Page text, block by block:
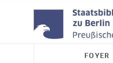
FOYER